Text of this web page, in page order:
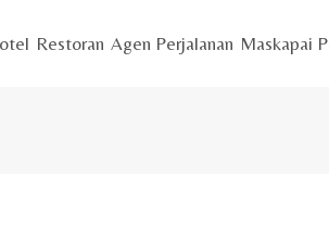
Restoran Agen Perjalanan Maskapai